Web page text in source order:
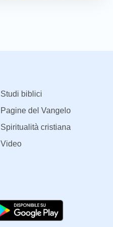
Studi biblici
Pagine del Vangelo
Spiritualità cristiana
Video